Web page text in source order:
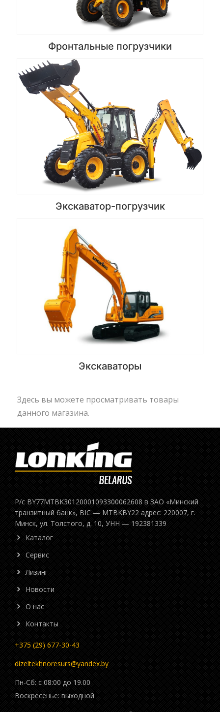
Фронтальные погрузчики
Экскаватор-погрузчик
Экскаваторы
Здесь вы можете просматривать товары
данного магазина.
Р/с BY77MTBK30120001093300062608 в ЗАО «Минский
транзитный банк», BIC — MTBKBY22 адрес: 220007, г.
Минск, ул. Толстого, д. 10, УНН — 192381339
Каталог
Сервис
Лизинг
Новости
О нас
Контакты
+375 (29) 677-30-43
dizeltekhnoresurs@yandex.by
Пн-Cб: c 08:00 до 19.00
Воскресенье: выходной